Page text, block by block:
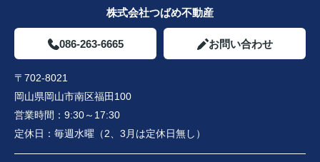
株式会社つばめ不動産
086-263-6665 お問い合わせ
〒702-8021
岡山県岡山市南区福田100
営業時間： 9:30～17:30
定休日： 毎週水曜（2、3月は定休日無し）